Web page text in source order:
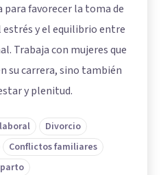
favorecer la toma de
y el equilibrio entre
Trabaja con mujeres que
su carrera, sino también
y plenitud.
Divorcio
Conflictos familiares